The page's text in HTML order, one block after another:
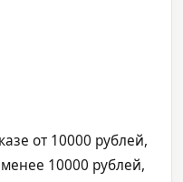
от 10000 рублей,
10000 рублей,